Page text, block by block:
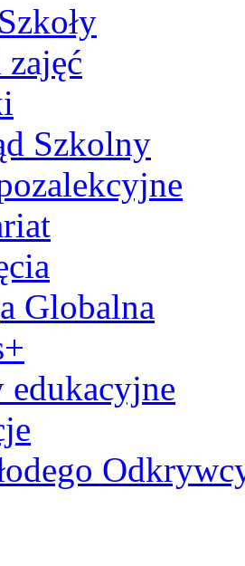
zajęć
Szkolny
Globalna
edukacyjne